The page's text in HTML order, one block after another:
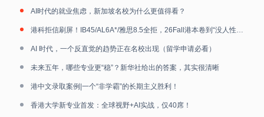
AI时代的就业焦虑，新加坡名校为什么更值得看？
港科拒信刷屏！IB45/AL6A*/雅思8.5全拒，26Fall港本卷到“没人性”！
AI 时代，一个反直觉的趋势正在名校出现（留学申请必看）
未来五年，哪些专业更“稳”？新华社给出的答案，其实很清晰
港中文录取案例|一个“非学霸”的长期主义胜利！
香港大学新专业首发：全球视野+AI实战，仅40席！